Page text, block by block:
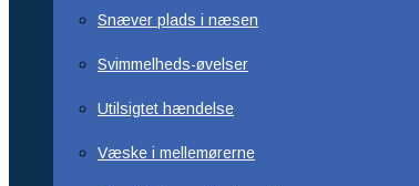
Snæver plads i næsen
Svimmelheds-øvelser
Utilsigtet hændelse
Væske i mellemørerne